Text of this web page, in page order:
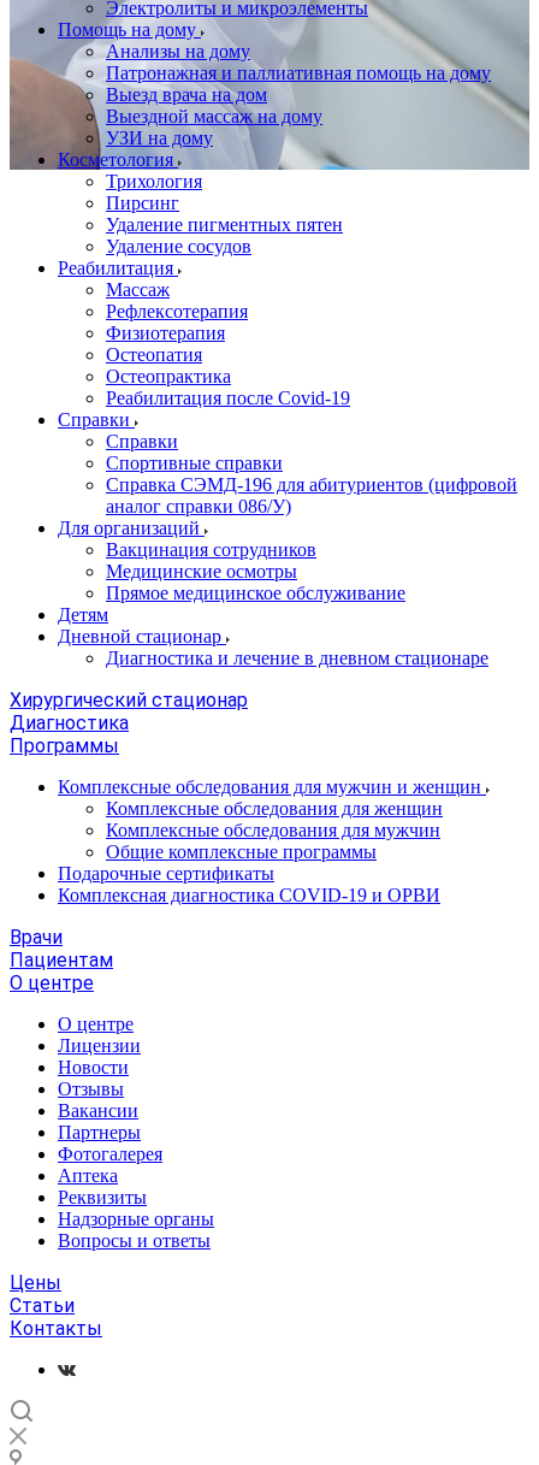
Электролиты и микроэлементы
Помощь на дому
Анализы на дому
Патронажная и паллиативная помощь на дому
Выезд врача на дом
Выездной массаж на дому
УЗИ на дому
Косметология
Трихология
Пирсинг
Удаление пигментных пятен
Удаление сосудов
Реабилитация
Массаж
Рефлексотерапия
Физиотерапия
Остеопатия
Остеопрактика
Реабилитация после Covid-19
Справки
Справки
Спортивные справки
Справка СЭМД‑196 для абитуриентов (цифровой
аналог справки 086/У)
Для организаций
Вакцинация сотрудников
Медицинские осмотры
Прямое медицинское обслуживание
Детям
Дневной стационар
Диагностика и лечение в дневном стационаре
Хирургический стационар
Диагностика
Программы
Комплексные обследования для мужчин и женщин
Комплексные обследования для женщин
Комплексные обследования для мужчин
Общие комплексные программы
Подарочные сертификаты
Комплексная диагностика COVID-19 и ОРВИ
Врачи
Пациентам
О центре
О центре
Лицензии
Новости
Отзывы
Вакансии
Партнеры
Фотогалерея
Аптека
Реквизиты
Надзорные органы
Вопросы и ответы
Цены
Статьи
Контакты